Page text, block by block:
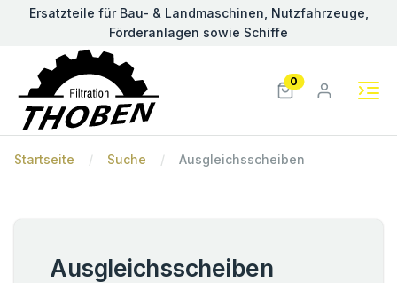
Ersatzteile für Bau- & Landmaschinen, Nutzfahrzeuge,
Förderanlagen sowie Schiffe
0
Startseite Suche Ausgleichsscheiben
Ausgleichsscheiben